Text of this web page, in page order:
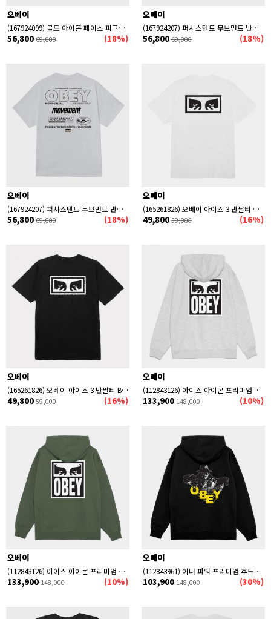
오베이
(167924099) 볼드 아이콘 페이스 피그먼트 반팔티 BLACK
56,800 69,000 (18%)
오베이
(167924207) 퍼시스텐트 무브먼트 반팔티 BLACK
56,800 69,000 (18%)
오베이
(167924207) 퍼시스텐트 무브먼트 반팔티 WHITE
56,800 69,000 (18%)
오베이
(165261826) 오베이 아이즈 3 반팔티 WHITE
49,800 59,000 (16%)
오베이
(165261826) 오베이 아이즈 3 반팔티 BLACK
49,800 59,000 (16%)
오베이
(112843126) 아이즈 아이콘 프리미엄 후드티 HEATHER GREY
133,900 148,000 (10%)
오베이
(112843126) 아이즈 아이콘 프리미엄 후드티 MOSS GREEN
133,900 148,000 (10%)
오베이
(112843961) 이너 파워 프리미엄 후드티 BLACK
103,900 148,000 (30%)